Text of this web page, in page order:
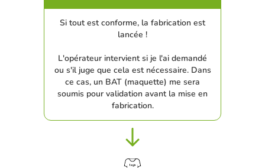
Si tout est conforme, la fabrication est
lancée !
L'opérateur intervient si je l'ai demandé
ou s'il juge que cela est nécessaire. Dans
ce cas, un BAT (maquette) me sera
soumis pour validation avant la mise en
fabrication.